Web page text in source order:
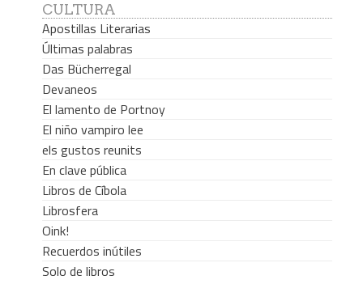
CULTURA
Apostillas Literarias
Últimas palabras
Das Bücherregal
Devaneos
El lamento de Portnoy
El niño vampiro lee
els gustos reunits
En clave pública
Libros de Cíbola
Librosfera
Oink!
Recuerdos inútiles
Solo de libros